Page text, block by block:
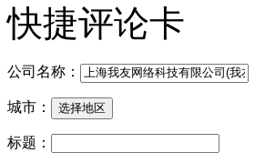
快捷评论卡
公司名称：
城市：
标题：